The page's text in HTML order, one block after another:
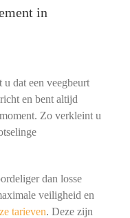
in
dat een veegbeurt
en bent altijd
Zo verkleint u
dan losse
veiligheid en
tarieven. Deze zijn